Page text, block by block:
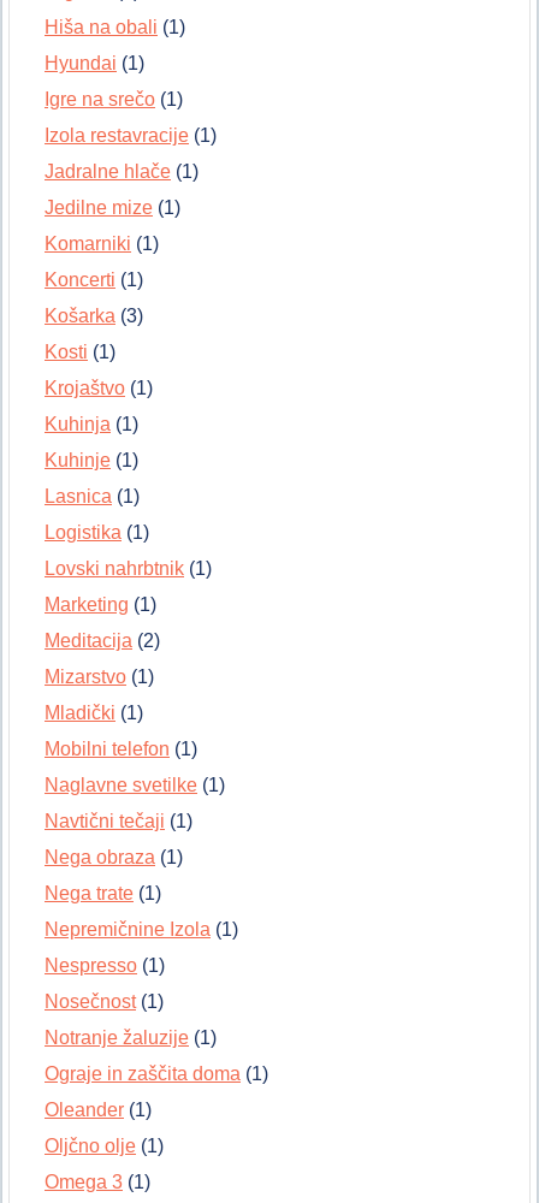
Hiša na obali (1)
Hyundai (1)
Igre na srečo (1)
Izola restavracije (1)
Jadralne hlače (1)
Jedilne mize (1)
Komarniki (1)
Koncerti (1)
Košarka (3)
Kosti (1)
Krojaštvo (1)
Kuhinja (1)
Kuhinje (1)
Lasnica (1)
Logistika (1)
Lovski nahrbtnik (1)
Marketing (1)
Meditacija (2)
Mizarstvo (1)
Mladički (1)
Mobilni telefon (1)
Naglavne svetilke (1)
Navtični tečaji (1)
Nega obraza (1)
Nega trate (1)
Nepremičnine Izola (1)
Nespresso (1)
Nosečnost(1)
Notranje žaluzije (1)
Ograje in zaščita doma (1)
Oleander (1)
Oljčno olje (1)
Omega 3 (1)